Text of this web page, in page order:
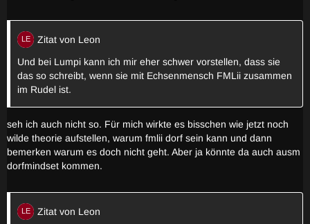
Zitat von Leon
Und bei Lumpi kann ich mir eher schwer vorstellen, dass sie
das so schreibt, wenn sie mit Echsenmensch FMLii zusammen
im Rudel ist.
seh ich auch nicht so. Für mich wirkte es bisschen wie jetzt noch
wilde theorie aufstellen, warum fmlii dorf sein kann und dann
bemerken warum es doch nicht geht. Aber ja könnte da auch ausm
dorfmindset kommen.
Zitat von Leon